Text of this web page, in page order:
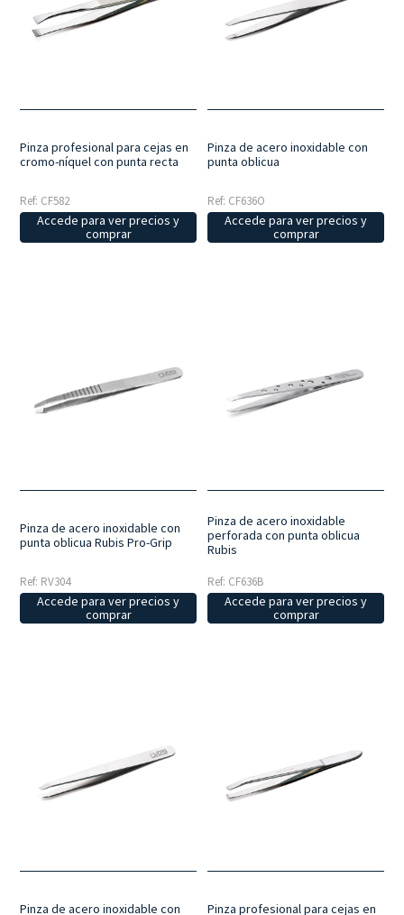
Pinza profesional para cejas en
cromo-níquel con punta recta
Ref: CF582
Accede para ver precios y
comprar
Pinza de acero inoxidable con
punta oblicua
Ref: CF636O
Accede para ver precios y
comprar
Pinza de acero inoxidable con
punta oblicua Rubis Pro-Grip
Ref: RV304
Accede para ver precios y
comprar
Pinza de acero inoxidable
perforada con punta oblicua
Rubis
Ref: CF636B
Accede para ver precios y
comprar
Pinza de acero inoxidable con
Pinza profesional para cejas en